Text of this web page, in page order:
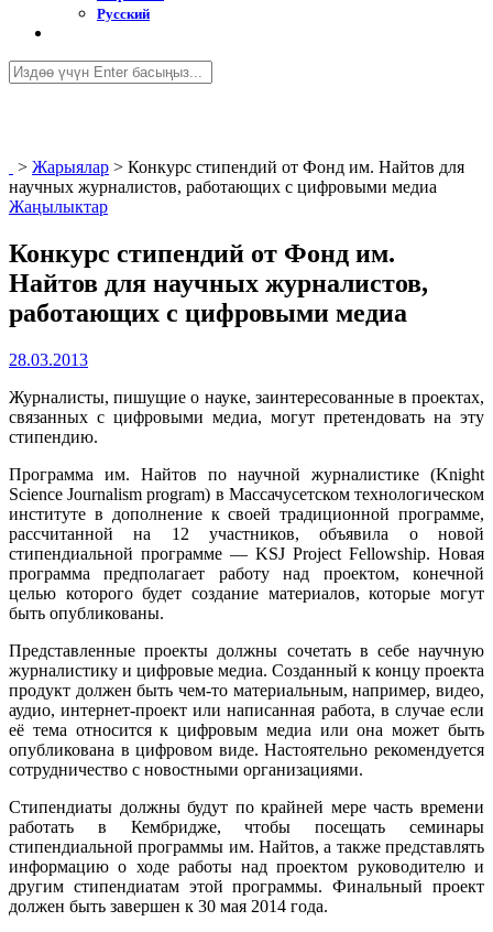
Русский
> Жарыялар > Конкурс стипендий от Фонд им. Найтов для
научных журналистов, работающих с цифровыми медиа
Жаңылыктар
Конкурс стипендий от Фонд им.
Найтов для научных журналистов,
работающих с цифровыми медиа
28.03.2013
Журналисты, пишущие о науке, заинтересованные в проектах,
связанных с цифровыми медиа, могут претендовать на эту
стипендию.
Программа им. Найтов по научной журналистике (Knight
Science Journalism program) в Массачусетском технологическом
институте в дополнение к своей традиционной программе,
рассчитанной на 12 участников, объявила о новой
стипендиальной программе — KSJ Project Fellowship. Новая
программа предполагает работу над проектом, конечной
целью которого будет создание материалов, которые могут
быть опубликованы.
Представленные проекты должны сочетать в себе научную
журналистику и цифровые медиа. Созданный к концу проекта
продукт должен быть чем-то материальным, например, видео,
аудио, интернет-проект или написанная работа, в случае если
её тема относится к цифровым медиа или она может быть
опубликована в цифровом виде. Настоятельно рекомендуется
сотрудничество с новостными организациями.
Стипендиаты должны будут по крайней мере часть времени
работать в Кембридже, чтобы посещать семинары
стипендиальной программы им. Найтов, а также представлять
информацию о ходе работы над проектом руководителю и
другим стипендиатам этой программы. Финальный проект
должен быть завершен к 30 мая 2014 года.